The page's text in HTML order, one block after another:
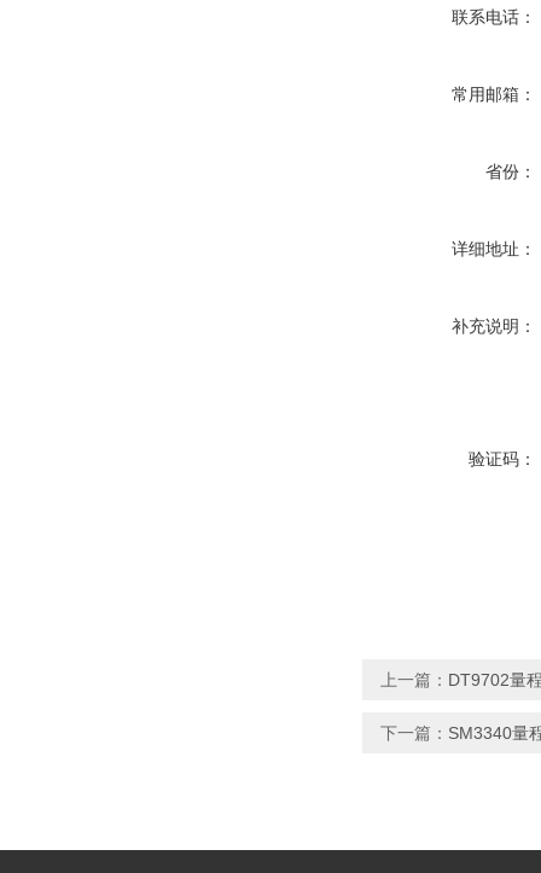
联系电话：
常用邮箱：
省份：
详细地址：
补充说明：
验证码：
上一篇： DT9702量
下一篇： SM3340量